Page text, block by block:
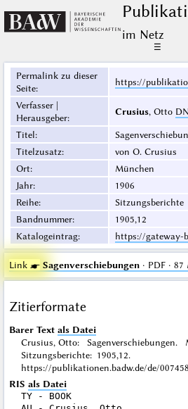
im Netz
☰
Permalink zu dieser
Seite:
https://
Verfasser |
Herausgeber:
Crusius, Otto
Titel:
Titelzusatz:
von O. Crusius
Ort:
München
Jahr:
1906
Reihe:
Sitzungsberichte
Bandnummer:
1905,12
Katalogeintrag: https://gateway-
Link ☛ Sagenverschiebungen· PDF · 87
Zitierformate
Barer Text als Datei
Crusius, Otto: Sagenverschiebungen.
Sitzungsberichte: 1905,12.
https://publikationen.badw.de/de/
RIS als Datei
TY - BOOK